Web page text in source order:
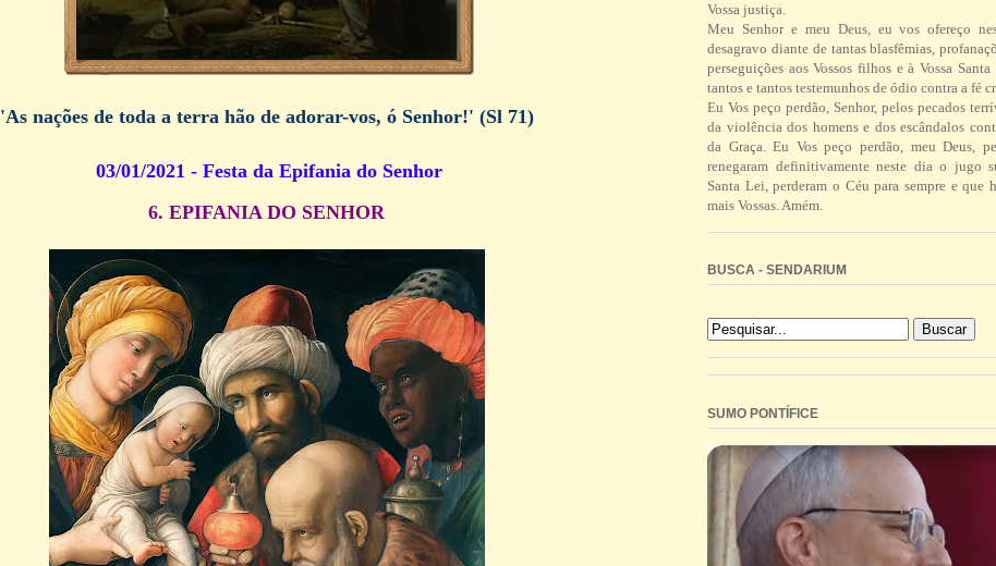
'As nações de toda a terra hão de adorar-vos, ó Senhor!' (Sl 71)
03/01/2021 - Festa da Epifania do Senhor
6. EPIFANIA DO SENHOR
Vossa justiça.
Meu Senhor e meu Deus, eu vos ofereço
desagravo diante de tantas blasfêmias,
perseguições aos Vossos filhos e à Vossa
tantos e tantos testemunhos de ódio contra a fé
Eu Vos peço perdão, Senhor, pelos pecados
da violência dos homens e dos escândalos
da Graça. Eu Vos peço perdão, meu Deus,
renegaram definitivamente neste dia o jugo
Santa Lei, perderam o Céu para sempre e que
mais Vossas. Amém.
BUSCA - SENDARIUM
SUMO PONTÍFICE